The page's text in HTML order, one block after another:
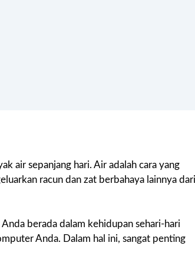
air sepanjang hari. Air adalah cara yang
racun dan zat berbahaya lainnya dari
berada dalam kehidupan sehari-hari
Anda. Dalam hal ini, sangat penting